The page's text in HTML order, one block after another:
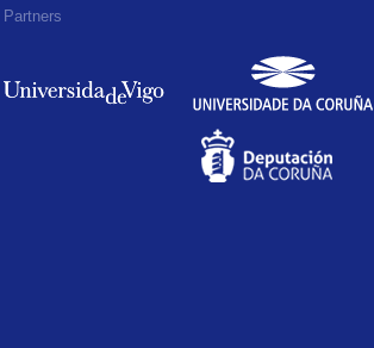
Partners